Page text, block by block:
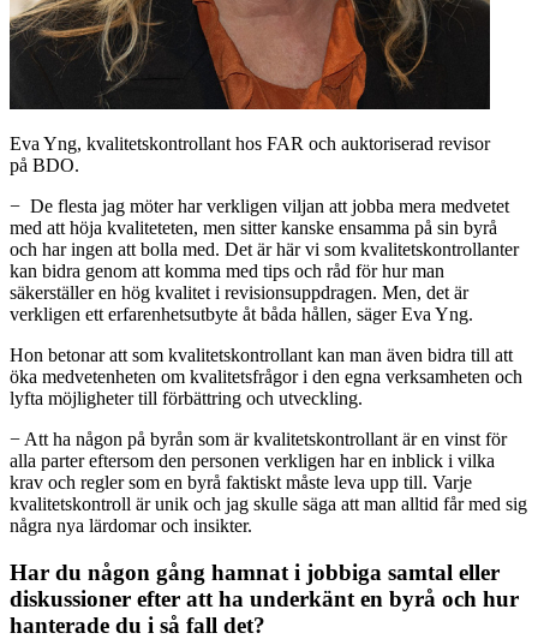
Eva Yng, kvalitetskontrollant hos FAR och auktoriserad revisor
på BDO.
− De flesta jag möter har verkligen viljan att jobba mera medvetet
med att höja kvaliteteten, men sitter kanske ensamma på sin byrå
och har ingen att bolla med. Det är här vi som kvalitetskontrollanter
kan bidra genom att komma med tips och råd för hur man
säkerställer en hög kvalitet i revisionsuppdragen. Men, det är
verkligen ett erfarenhetsutbyte åt båda hållen, säger Eva Yng.
Hon betonar att som kvalitetskontrollant kan man även bidra till att
öka medvetenheten om kvalitetsfrågor i den egna verksamheten och
lyfta möjligheter till förbättring och utveckling.
− Att ha någon på byrån som är kvalitetskontrollant är en vinst för
alla parter eftersom den personen verkligen har en inblick i vilka
krav och regler som en byrå faktiskt måste leva upp till. Varje
kvalitetskontroll är unik och jag skulle säga att man alltid får med sig
några nya lärdomar och insikter.
Har du någon gång hamnat i jobbiga samtal eller
diskussioner efter att ha underkänt en byrå och hur
hanterade du i så fall det?